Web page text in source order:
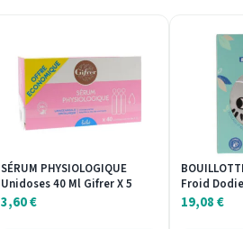
SÉRUM PHYSIOLOGIQUE
Unidoses 40 Ml Gifrer X 5
3,60€
Froid Dodie
19,08€